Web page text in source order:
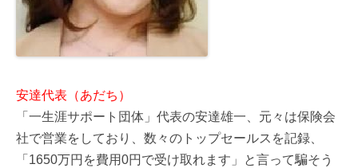
安達代表（あだち）
「一生涯サポート団体」代表の安達雄一、元々は保険会
社で営業をしており、数々のトップセールスを記録、
「1650万円を費用0円で受け取れます」と言って騙そう